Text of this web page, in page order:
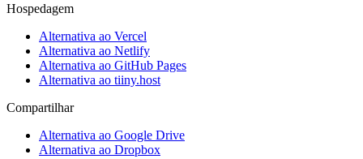
Hospedagem
Alternativa ao Vercel
Alternativa ao Netlify
Alternativa ao GitHub Pages
Alternativa ao tiiny.host
Compartilhar
Alternativa ao Google Drive
Alternativa ao Dropbox